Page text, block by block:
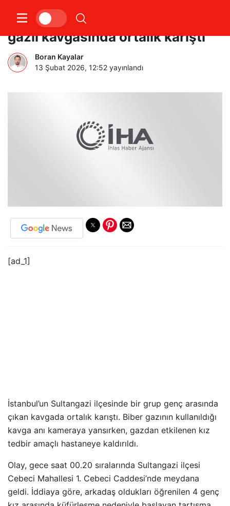
Sultangazi’de gençlerin biber
gazlı kavgasında ortalık karıştı
Boran Kayalar
13 Şubat 2026, 12:52 yayınlandı
[ad_1]
İstanbul’un Sultangazi ilçesinde bir grup genç arasında
çıkan kavgada ortalık karıştı. Biber gazının kullanıldığı
kavga anı kameraya yansırken, gazdan etkilenen kız
tedbir amaçlı hastaneye kaldırıldı.
Olay, gece saat 00.20 sıralarında Sultangazi ilçesi
Cebeci Mahallesi 1. Cebeci Caddesi’nde meydana
geldi. İddiaya göre, arkadaş oldukları öğrenilen 4 genç